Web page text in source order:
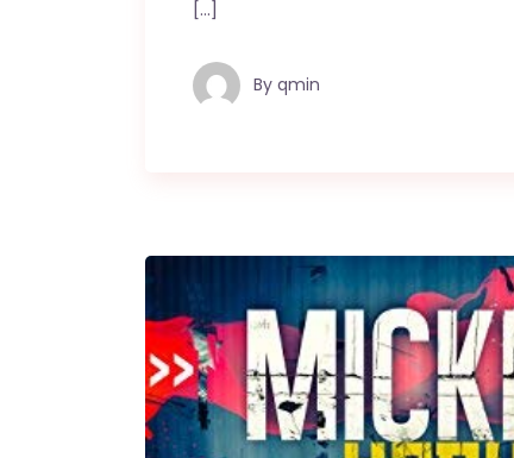
[…]
By qmin